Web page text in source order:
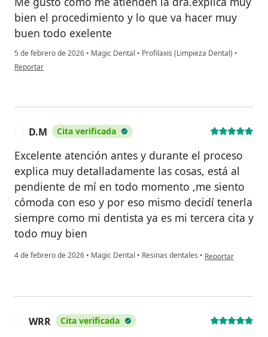
bien el procedimiento y lo que va hacer muy
buen todo exelente
5 de febrero de 2026 • Magic Dental • Profilaxis (Limpieza Dental) •
en opinión del usuario Susana
Reportar
D.M Cita verificada
Excelente atención antes y durante el proceso
explica muy detalladamente las cosas, está al
pendiente de mí en todo momento ,me siento
cómoda con eso y por eso mismo decidí tenerla
siempre como mi dentista ya es mi tercera cita y
todo muy bien
4 de febrero de 2026 • Magic Dental • Resinas dentales • en opinión del
Reportar
WRR Cita verificada